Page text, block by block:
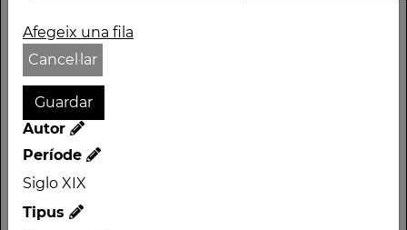
Afegeix una fila
Cancel·lar
Autor
Període
Siglo XIX
Tipus
Nom
XALET SAU
Autor
Període
Siglo XIX
Tipus
Monument